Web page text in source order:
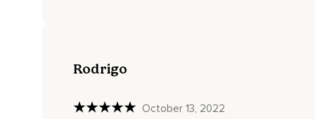
Rodrigo
October 13, 2022